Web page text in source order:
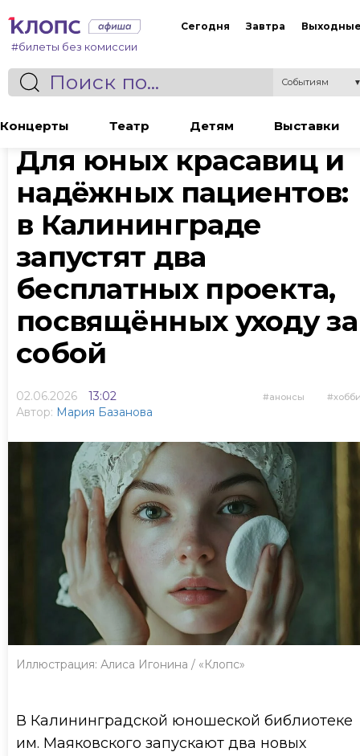
#билеты без комиссии
Сегодня Завтра
Событиям
Концерты Театр Детям Выставки
Статья
Для юных красавиц и
надёжных пациентов:
в Калининграде
запустят два
бесплатных проекта,
посвящённых уходу за
собой
02.06.2026
13:02
Автор: Мария Базанова
анонсы
Иллюстрация: Алиса Игонина / «Клопс»
В Калининградской юношеской библиотеке
им. Маяковского запускают два новых